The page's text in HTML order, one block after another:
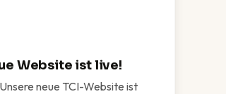
Website ist live!
neue TCI-Website ist